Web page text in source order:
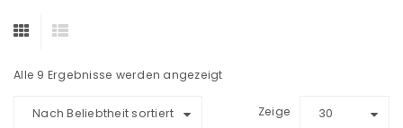
Alle 9 Ergebnisse werden angezeigt
Nach Beliebtheit sortiert Zeige 30